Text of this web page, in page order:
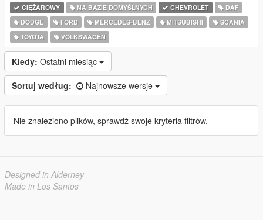
CIĘŻAROWY NA BAZIE DOMYŚLNYCH CHEVROLET
DAF
DODGE
FORD MERCEDES-BENZ MITSUBISHI
SCANIA
TOYOTA
VOLKSWAGEN
Kiedy: Ostatni miesiąc
Sortuj według: Najnowsze wersje
Nie znaleziono plików, sprawdź swoje kryteria filtrów.
Designed in Alderney
Made in Los Santos